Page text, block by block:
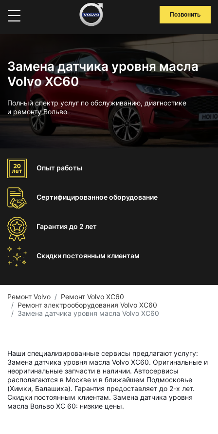
Позвонить
Замена датчика уровня масла
Volvo XC60
Полный спектр услуг по обслуживанию, диагностике
и ремонту Вольво
Опыт работы
Сертифицированноеоборудование
Гарантиядо 2 лет
Скидки постоянным клиентам
Ремонт Volvo
Ремонт Volvo XC60
Ремонт электрооборудования Volvo XC60
Замена датчика уровня масла Volvo XC60
Наши специализированные сервисы предлагают услугу:
Замена датчика уровня масла Volvo XC60. Оригинальные и
неоригинальные запчасти в наличии. Автосервисы
располагаются в Москве и в ближайшем Подмосковье
(Химки, Балашиха). Гарантия предоставляет до 2-х лет.
Скидки постоянным клиентам. Замена датчика уровня
масла Вольво ХС 60: низкие цены.